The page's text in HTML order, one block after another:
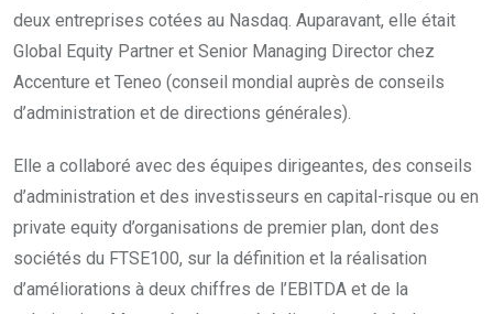
deux entreprises cotées au Nasdaq. Auparavant, elle était
Global Equity Partner et Senior Managing Director chez
Accenture et Teneo (conseil mondial auprès de conseils
d’administration et de directions générales).
Elle a collaboré avec des équipes dirigeantes, des conseils
d’administration et des investisseurs en capital-risque ou en
private equity d’organisations de premier plan, dont des
sociétés du FTSE100, sur la définition et la réalisation
d’améliorations à deux chiffres de l’EBITDA et de la